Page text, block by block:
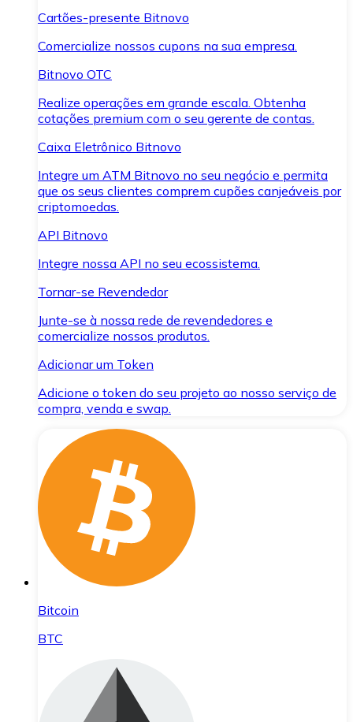
Cartões-presente Bitnovo
Comercialize nossos cupons na sua empresa.
Bitnovo OTC
Realize operações em grande escala. Obtenha
cotações premium com o seu gerente de contas.
Caixa Eletrônico Bitnovo
Integre um ATM Bitnovo no seu negócio e permita
que os seus clientes comprem cupões canjeáveis por
criptomoedas.
API Bitnovo
Integre nossa API no seu ecossistema.
Tornar-se Revendedor
Junte-se à nossa rede de revendedores e
comercialize nossos produtos.
Adicionar um Token
Adicione o token do seu projeto ao nosso serviço de
compra, venda e swap.
Bitcoin
BTC